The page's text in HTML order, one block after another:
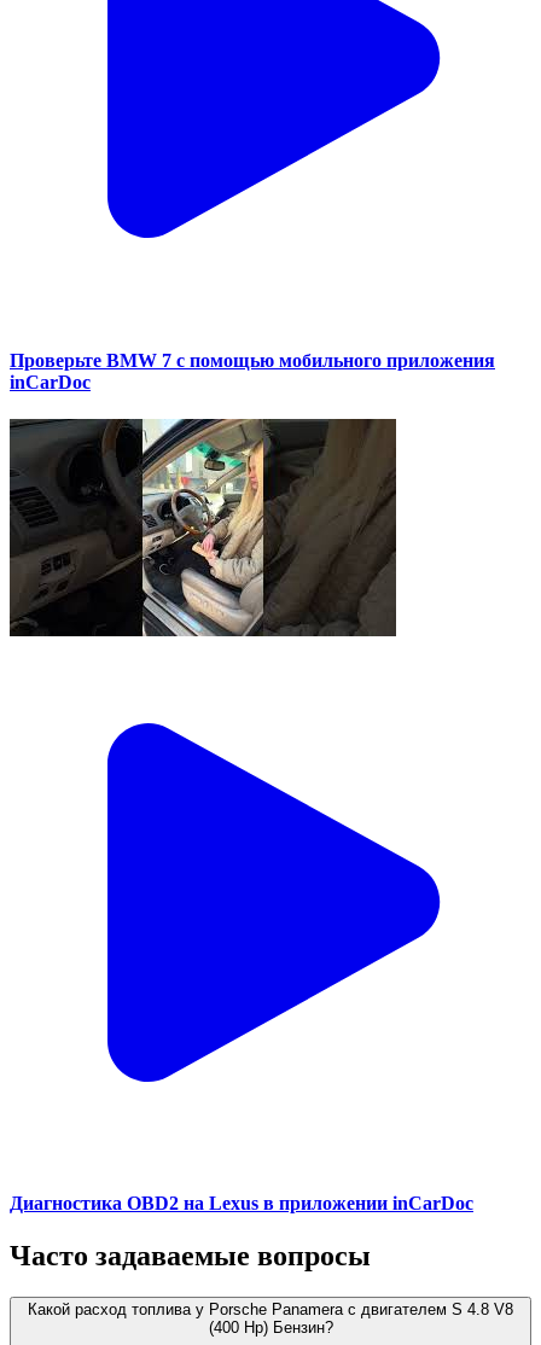
Проверьте BMW 7 с помощью мобильного приложения
inCarDoc
Диагностика OBD2 на Lexus в приложении inCarDoc
Часто задаваемые вопросы
Какой расход топлива у Porsche Panamera с двигателем S 4.8 V8
(400 Hp) Бензин?